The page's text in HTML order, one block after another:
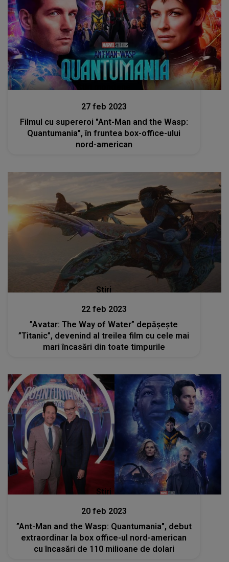
Stiri mondene
27 feb 2023
Filmul cu supereroi "Ant-Man and the Wasp:
Quantumania", în fruntea box-office-ului
nord-american
Stiri
22 feb 2023
”Avatar: The Way of Water” depășește
”Titanic”, devenind al treilea film cu cele mai
mari încasări din toate timpurile
Stiri
20 feb 2023
”Ant-Man and the Wasp: Quantumania", debut
extraordinar la box office-ul nord-american
cu încasări de 110 milioane de dolari